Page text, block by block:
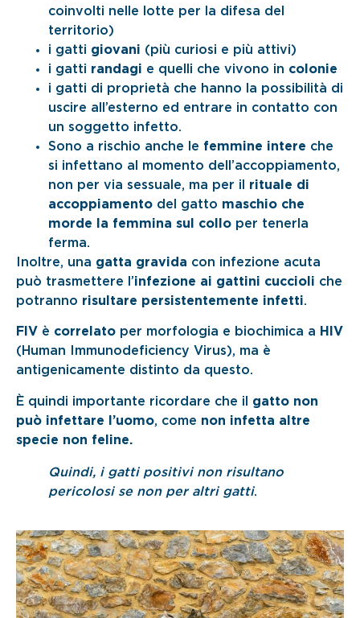
coinvolti nelle lotte per la difesa del
territorio)
i gatti giovani (più curiosi e più attivi)
i gatti randagi e quelli che vivono in colonie
i gatti di proprietà che hanno la possibilità di
uscire all’esterno ed entrare in contatto con
un soggetto infetto.
Sono a rischio anche le femmine intere che
si infettano al momento dell’accoppiamento,
non per via sessuale, ma per il rituale di
accoppiamento del gatto maschio che
morde la femmina sul collo per tenerla
ferma.
Inoltre, una gatta gravida con infezione acuta
può trasmettere l’infezione ai gattini cuccioli che
potranno risultare persistentemente infetti.
FIV è correlato per morfologia e biochimica a HIV
(Human Immunodeficiency Virus), ma è
antigenicamente distinto da questo.
È quindi importante ricordare che il
gatto non
può infettare l’uomo, come non infetta altre
specie non feline.
Quindi, i gatti positivi non risultano
pericolosi se non per altri gatti.